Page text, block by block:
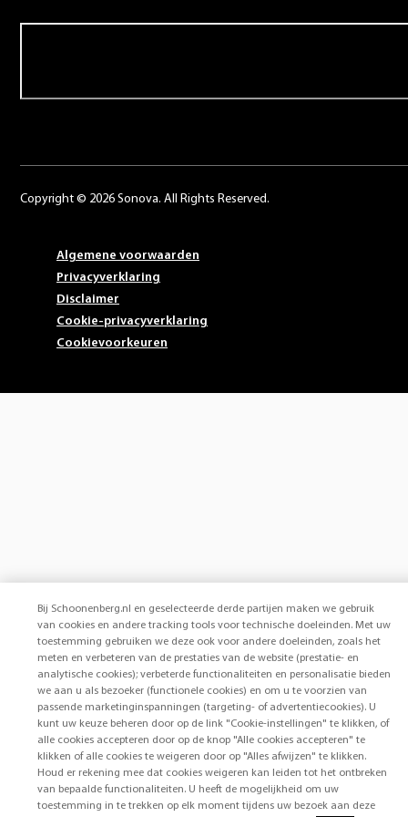
Copyright © 2026 Sonova. All Rights Reserved.
Algemene voorwaarden
Privacyverklaring
Disclaimer
Cookie-privacyverklaring
Cookievoorkeuren
Bij Schoonenberg.nl en geselecteerde derde partijen maken we gebruik
van cookies en andere tracking tools voor technische doeleinden. Met uw
toestemming gebruiken we deze ook voor andere doeleinden, zoals het
meten en verbeteren van de prestaties van de website (prestatie- en
analytische cookies); verbeterde functionaliteiten en personalisatie bieden
we aan u als bezoeker (functionele cookies) en om u te voorzien van
passende marketinginspanningen (targeting- of advertentiecookies). U
kunt uw keuze beheren door op de link "Cookie-instellingen" te klikken, of
alle cookies accepteren door op de knop "Alle cookies accepteren" te
klikken of alle cookies te weigeren door op "Alles afwijzen" te klikken.
Houd er rekening mee dat cookies weigeren kan leiden tot het ontbreken
van bepaalde functionaliteiten. U heeft de mogelijkheid om uw
toestemming in te trekken op elk moment tijdens uw bezoek aan deze